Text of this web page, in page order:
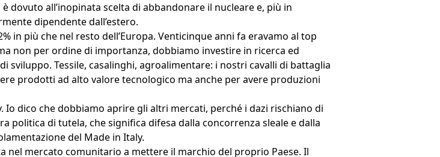
dovuto all’inopinata scelta di abbandonare il nucleare e, più in
dipendente dall’estero.
più che nel resto dell’Europa. Venticinque anni fa eravamo al top
non per ordine di importanza, dobbiamo investire in ricerca ed
sviluppo. Tessile, casalinghi, agroalimentare: i nostri cavalli di battaglia
prodotti ad alto valore tecnologico ma anche per avere produzioni
dico che dobbiamo aprire gli altri mercati, perché i dazi rischiano di
di tutela, che significa difesa dalla concorrenza sleale e dalla
del Made in Italy.
nel mercato comunitario a mettere il marchio del proprio Paese. Il